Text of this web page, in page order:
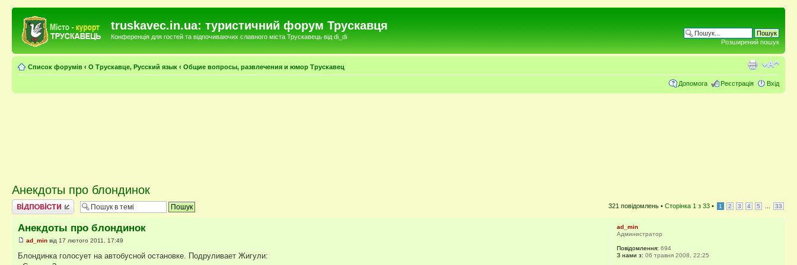
truskavec.in.ua: туристичний форум Трускавця
Конференція для гостей та відпочиваючих славного міста Трускавець від di_di
Розширений пошук
Список форумів ‹ О Трускавце, Русский язык ‹ Общие вопросы, развлечения и юмор Трускавец
Допомога Реєстрація Вхід
Анекдоты про блондинок
Відповісти 321 повідомлень • Сторінка 1 з 33 • 1 2 3 4 5 33
Анекдоты про блондинок
ad_min від 17 лютого 2011, 17:49
Блондинка голосует на автобусной остановке. Подруливает Жигули:
ad_min
Администратор
Повідомлення: 694
З нами з: 06 травня 2008, 22:25